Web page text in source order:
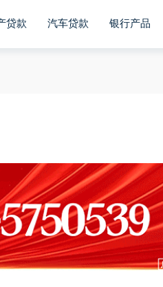
贷款 汽车贷款 银行产品